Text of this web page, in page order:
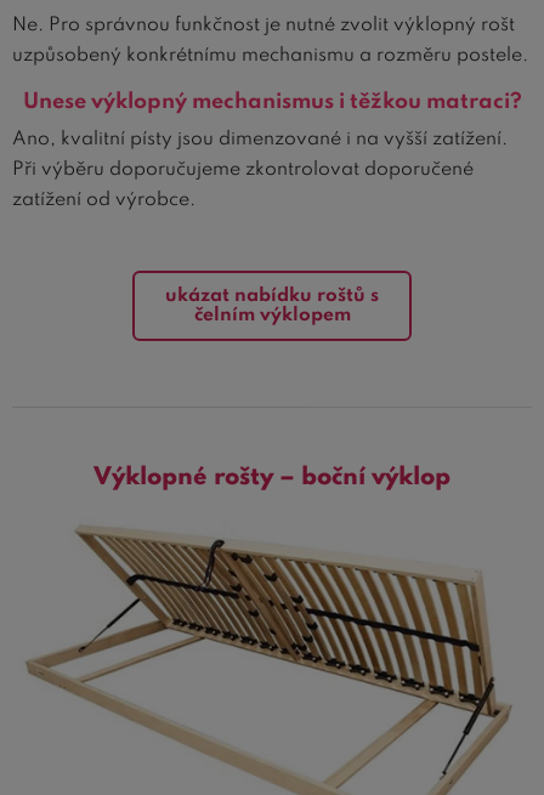
Ne. Pro správnou funkčnost je nutné zvolit výklopný rošt
uzpůsobený konkrétnímu mechanismu a rozměru postele.
Unese výklopný mechanismus i těžkou matraci?
Ano, kvalitní písty jsou dimenzované i na vyšší zatížení.
Při výběru doporučujeme zkontrolovat doporučené
zatížení od výrobce.
ukázat nabídku roštů s
čelním výklopem
Výklopné rošty – boční výklop